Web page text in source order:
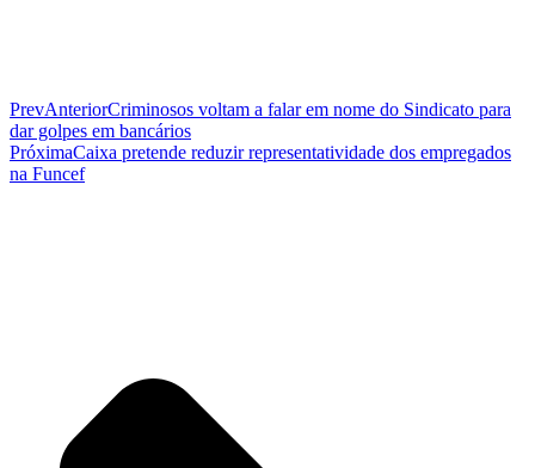
PrevAnteriorCriminosos voltam a falar em nome do Sindicato para
dar golpes em bancários
PróximaCaixa pretende reduzir representatividade dos empregados
na Funcef